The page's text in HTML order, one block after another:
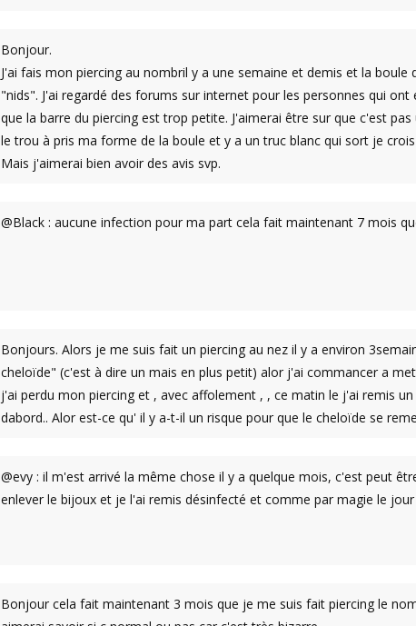
Bonjour.
J'ai fais mon piercing au nombril y a une semaine et demis et la
"nids". J'ai regardé des forums sur internet pour les personnes qui
que la barre du piercing est trop petite. J'aimerai être sur que c'est
le trou à pris ma forme de la boule et y a un truc blanc qui sort je
Mais j'aimerai bien avoir des avis svp.
@Black : aucune infection pour ma part cela fait maintenant 7 mois
Bonjours. Alors je me suis fait un piercing au nez il y a environ
cheloïde" (c'est à dire un mais en plus petit) alor j'ai commancer a
j'ai perdu mon piercing et , avec affolement , , ce matin le j'ai remis
dabord.. Alor est-ce qu' il y a-t-il un risque pour que le cheloïde se
@evy : il m'est arrivé la même chose il y a quelque mois, c'est peut
enlever le bijoux et je l'ai remis désinfecté et comme par magie le
Bonjour cela fait maintenant 3 mois que je me suis fait piercing le